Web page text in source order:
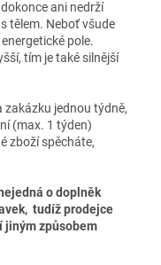
ani nedrží
tělem. Neboť všude
pole.
tím je také silnější
zakázku jednou týdně,
(max. 1 týden)
zboží spěcháte,
o doplněk
tudíž prodejce
jiným způsobem